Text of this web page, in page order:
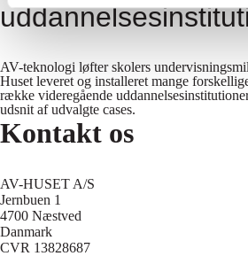
AV-teknologi løfter skolers
Huset leveret og installeret mange
række videregående
udsnit af udvalgte cases.
Kontakt os
AV-HUSET A/S
Jernbuen 1
4700 Næstved
Danmark
CVR 13828687